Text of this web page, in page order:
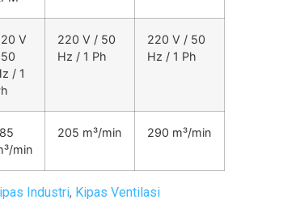
V
/ 1
220 V / 50
Hz / 1 Ph
220 V / 50
Hz / 1 Ph
min
205 m³/min 290 m³/min
Industri, Kipas Ventilasi